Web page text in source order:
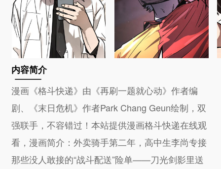
内容简介
漫画《格斗快递》由《再刷一题就心动》作者编
剧、《末日危机》作者Park Chang Geun绘制，双
强联手，不容错过！本站提供漫画格斗快递在线观
看，漫画简介：外卖骑手第二年，高中生李尚专接
那些没人敢接的“战斗配送”险单——刀光剑影里送